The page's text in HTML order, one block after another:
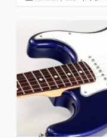
ー